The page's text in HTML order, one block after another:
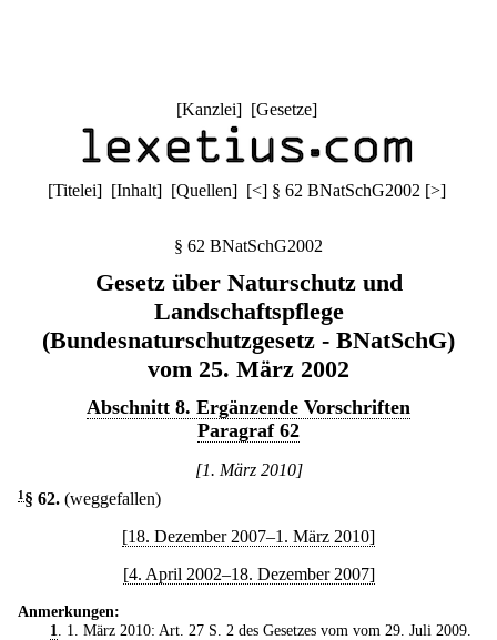
[Kanzlei] [Gesetze]
[Titelei] [Inhalt] [Quellen] [<] § 62 BNatSchG2002 [>]
§ 62 BNatSchG2002
Gesetz über Naturschutz und
Landschaftspflege
(Bundesnaturschutzgesetz - BNatSchG)
vom 25. März 2002
Abschnitt 8. Ergänzende Vorschriften
Paragraf 62
[1. März 2010]
1 § 62. (weggefallen)
[18. Dezember 2007–1. März 2010]
[4. April 2002–18. Dezember 2007]
Anmerkungen:
1
. 1. März 2010: Art. 27 S. 2 des Gesetzes vom vom 29. Juli 2009.